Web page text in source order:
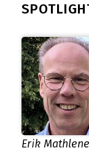
Erik